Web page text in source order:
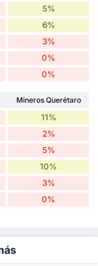
5%
6%
3%
0%
0%
Mineros Querétaro
11%
2%
5%
10%
3%
0%